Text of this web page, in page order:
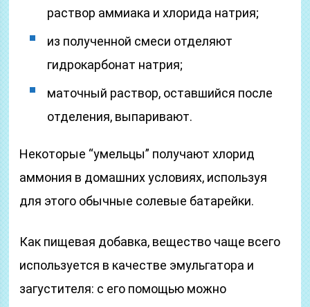
раствор аммиака и хлорида натрия;
из полученной смеси отделяют
гидрокарбонат натрия;
маточный раствор, оставшийся после
отделения, выпаривают.
Некоторые “умельцы” получают хлорид
аммония в домашних условиях, используя
для этого обычные солевые батарейки.
Как пищевая добавка, вещество чаще всего
используется в качестве эмульгатора и
загустителя: с его помощью можно